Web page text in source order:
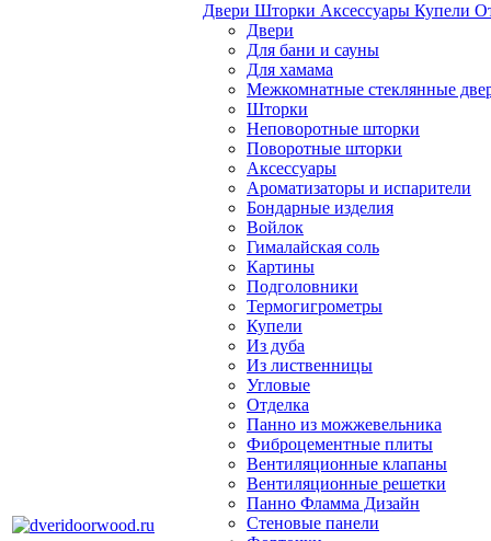
Двери Шторки Аксессуары Купели
Двери
Для бани и сауны
Для хамама
Межкомнатные стеклянные
Шторки
Неповоротные шторки
Поворотные шторки
Аксессуары
Ароматизаторы и испарители
Бондарные изделия
Войлок
Гималайская соль
Картины
Подголовники
Термогигрометры
Купели
Из дуба
Из лиственницы
Угловые
Отделка
Панно из можжевельника
Фиброцементные плиты
Вентиляционные клапаны
Вентиляционные решетки
Панно Фламма Дизайн
Стеновые панели